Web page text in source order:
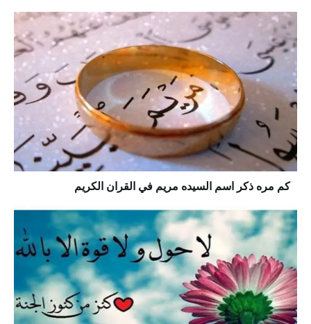
كم مره ذكر اسم السيده مريم في القران الكريم